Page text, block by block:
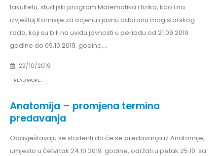
fakultetu, studijski program Matematika i fizika, kao i na
izvještaj Komisije za ocjenu i javnu odbranu magistarskog
rada, koji su bili na uvidu javnosti u periodu od 21.09.2019.
godine do 09.10.2019. godine,...
22/10/2019
READ MORE...
Anatomija – promjena termina
predavanja
Obavještavaju se studenti da će se predavanja iz Anatomije,
umjesto u četvrtak 24.10.2019. godine, održati u petak 25.10. sa